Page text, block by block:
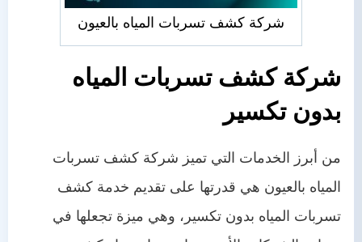
شركة كشف تسربات المياه بالعيون
شركة كشف تسربات المياه
بدون تكسير
من أبرز الخدمات التي تميز شركة كشف تسربات
المياه بالعيون هي قدرتها على تقديم خدمة كشف
تسربات المياه بدون تكسير، وهي ميزة تجعلها في